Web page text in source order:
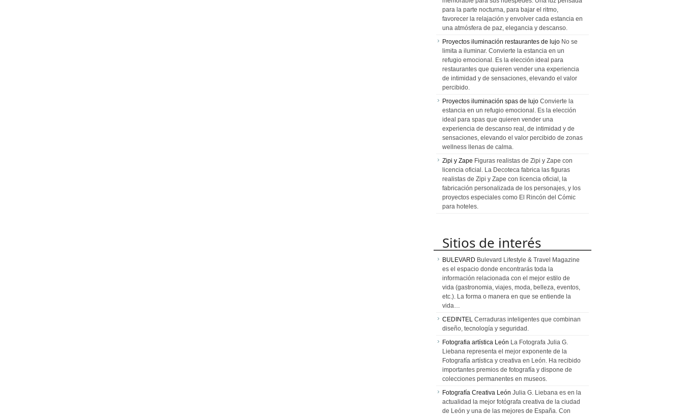
para la parte nocturna, para bajar el ritmo,
favorecer la relajación y envolver cada estancia en
una atmósfera de paz, elegancia y descanso.
Proyectos iluminación restaurantes de lujo No se
limita a iluminar. Convierte la estancia en un
refugio emocional. Es la elección ideal para
restaurantes que quieren vender una experiencia
de intimidad y de sensaciones, elevando el valor
percibido.
Proyectos iluminación spas de lujo Convierte la
estancia en un refugio emocional. Es la elección
ideal para spas que quieren vender una
experiencia de descanso real, de intimidad y de
sensaciones, elevando el valor percibido de zonas
wellness llenas de calma.
Zipi y Zape Figuras realistas de Zipi y Zape con
licencia oficial. La Decoteca fabrica las figuras
realistas de Zipi y Zape con licencia oficial, la
fabricación personalizada de los personajes, y los
proyectos especiales como El Rincón del Cómic
para hoteles.
Sitios de interés
BULEVARD Bulevard Lifestyle & Travel Magazine
es el espacio donde encontrarás toda la
información relacionada con el mejor estilo de
vida (gastronomia, viajes, moda, belleza, eventos,
etc.). La forma o manera en que se entiende la
vida…
CEDINTEL Cerraduras inteligentes que combinan
diseño, tecnología y seguridad.
Fotografia artística León La Fotografa Julia G.
Liebana representa el mejor exponente de la
Fotografía artística y creativa en León. Ha recibido
importantes premios de fotografía y dispone de
colecciones permanentes en museos.
Fotografía Creativa León Julia G. Liebana es en la
actualidad la mejor fotógrafa creativa de la ciudad
de León y una de las mejores de España. Con